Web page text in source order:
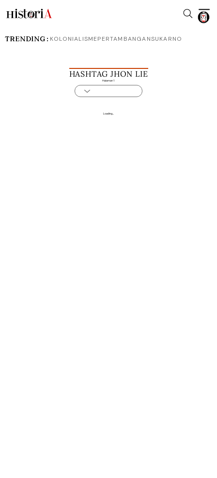
HASHTAG JHON LIE
Halaman 1
Loading...
TRENDING : KOLONIALISMEPERTAMBANGANSUKARNO